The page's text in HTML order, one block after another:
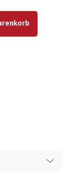
um die Anzahl zu